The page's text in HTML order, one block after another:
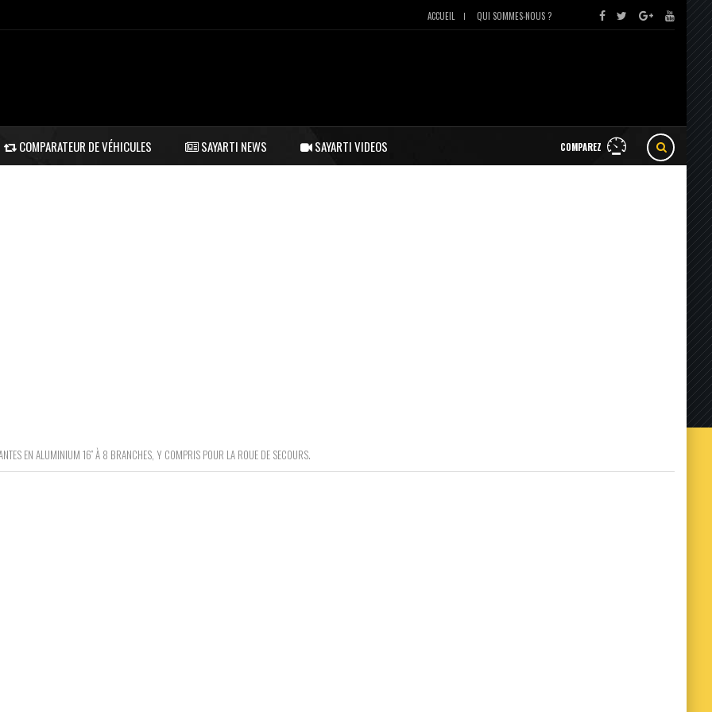
ACCUEIL QUI SOMMES-NOUS ?
COMPAREZ
COMPARATEUR DE VÉHICULES SAYARTI NEWS SAYARTI VIDEOS
EN ALUMINIUM 16’’ À 8 BRANCHES, Y COMPRIS POUR LA ROUE DE SECOURS.